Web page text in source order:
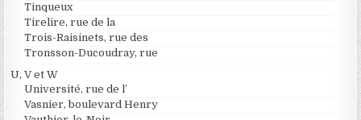
Tinqueux
Tirelire, rue de la
Trois-Raisinets, rue des
Tronsson-Ducoudray, rue
U, V et W
Université, rue de l’
Vasnier, boulevard Henry